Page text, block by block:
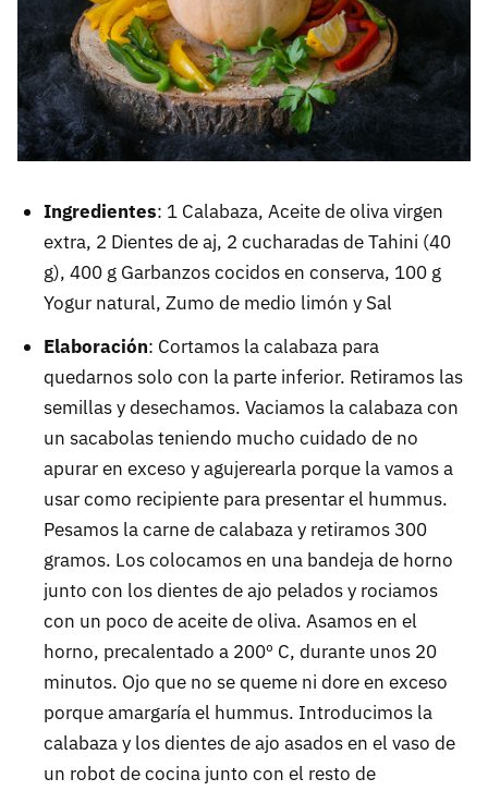
Ingredientes: 1 Calabaza, Aceite de oliva virgen
extra, 2 Dientes de aj, 2 cucharadas de Tahini (40
g), 400 g Garbanzos cocidos en conserva, 100 g
Yogur natural, Zumo de medio limón y Sal
Elaboración: Cortamos la calabaza para
quedarnos solo con la parte inferior. Retiramos las
semillas y desechamos. Vaciamos la calabaza con
un sacabolas teniendo mucho cuidado de no
apurar en exceso y agujerearla porque la vamos a
usar como recipiente para presentar el hummus.
Pesamos la carne de calabaza y retiramos 300
gramos. Los colocamos en una bandeja de horno
junto con los dientes de ajo pelados y rociamos
con un poco de aceite de oliva. Asamos en el
horno, precalentado a 200º C, durante unos 20
minutos. Ojo que no se queme ni dore en exceso
porque amargaría el hummus. Introducimos la
calabaza y los dientes de ajo asados en el vaso de
un robot de cocina junto con el resto de